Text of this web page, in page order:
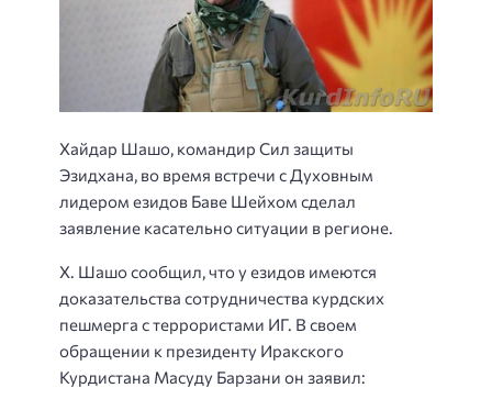
Хайдар Шашо, командир Сил защиты
Эзидхана, во время встречи с Духовным
лидером езидов Баве Шейхом сделал
заявление касательно ситуации в регионе.
Х. Шашо сообщил, что у езидов имеются
доказательства сотрудничества курдских
пешмерга с террористами ИГ. В своем
обращении к президенту Иракского
Курдистана Масуду Барзани он заявил: